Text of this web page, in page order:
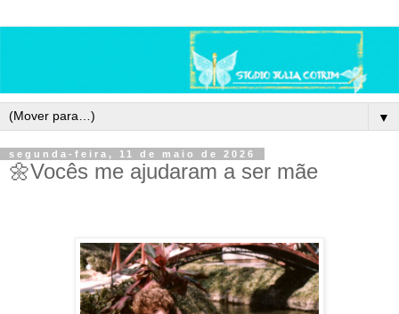
▼
segunda-feira, 11 de maio de 2026
🌼Vocês me ajudaram a ser mãe